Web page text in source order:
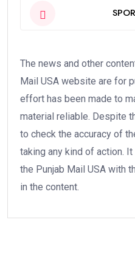
The news and other
Mail USA website are for
effort has been made to
material reliable. Despite
to check the accuracy of
taking any kind of action.
the Punjab Mail USA with
in the content.